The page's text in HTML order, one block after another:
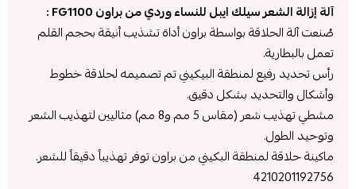
آلة إزالة الشعر سيلك ايبل للنساء وردي من براون FG1100 :
صُنعت آلة الحلاقة بواسطة براون أداة تشذيب أنيقة بحجم القلم
تعمل بالبطارية.
رأس تحديد رفيع لمنطقة البيكيني تم تصميمه لحلاقة خطوط
وأشكال والتحديد بشكل دقيق.
مشطي تهذيب شعر (مقاس 5 مم و8 مم) مثاليين لتهذيب الشعر
وتوحيد الطول.
ماكينة حلاقة لمنطقة البكيني من براون توفر تهذيباً دقيقاً للشعر.
4210201192756